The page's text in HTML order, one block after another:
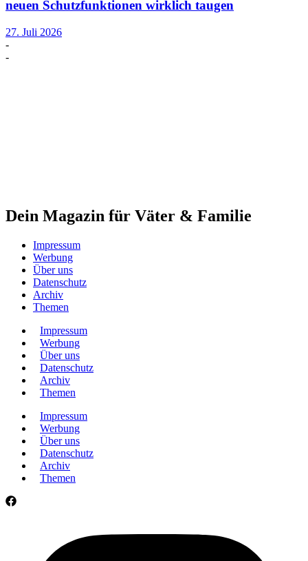
neuen Schutzfunktionen wirklich taugen
27. Juli 2026
-
-
Dein Magazin für Väter & Familie
Impressum
Werbung
Über uns
Datenschutz
Archiv
Themen
Impressum
Werbung
Über uns
Datenschutz
Archiv
Themen
Impressum
Werbung
Über uns
Datenschutz
Archiv
Themen